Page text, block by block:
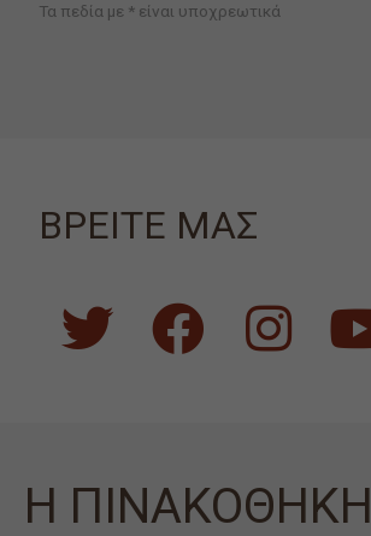
Τα πεδία με * είναι υποχρεωτικά
ΒΡΕΙΤΕ ΜΑΣ
Η ΠΙΝΑΚΟΘΗΚΗ